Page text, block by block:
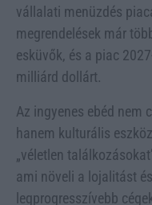
vállalati menüzdés
megrendelések már
esküvők, és a piac
milliárd dollárt.
Az ingyenes ebéd nem
hanem kulturális
„véletlen
ami növeli a lojalitást
legprogresszívebb